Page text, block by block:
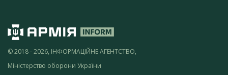
© 2018 - 2026, ІНФОРМАЦІЙНЕ АГЕНТСТВО,
Міністерство оборони України